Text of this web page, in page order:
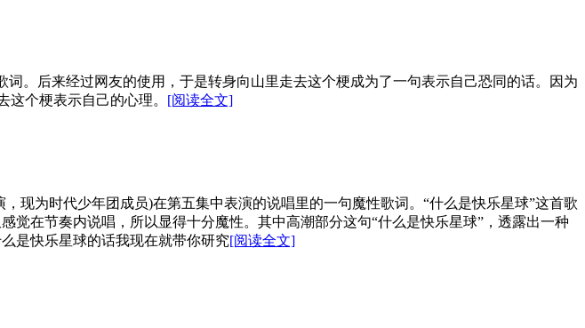
。后来经过网友的使用，于是转身向山里走去这个梗成为了一句表示自己恐同的话。因为
个梗表示自己的心理。 [阅读全文]
现为时代少年团成员)在第五集中表演的说唱里的一句魔性歌词。“什么是快乐星球”这首歌
在节奏内说唱，所以显得十分魔性。其中高潮部分这句“什么是快乐星球”，透露出一种
是快乐星球的话我现在就带你研究[阅读全文]